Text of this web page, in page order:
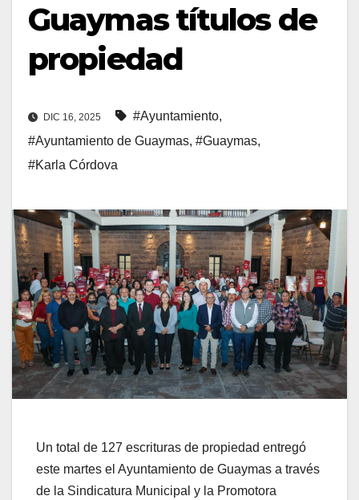
Guaymas títulos de
propiedad
DIC 16, 2025 #Ayuntamiento,
#Ayuntamiento de Guaymas, #Guaymas,
#Karla Córdova
Un total de 127 escrituras de propiedad entregó
este martes el Ayuntamiento de Guaymas a través
de la Sindicatura Municipal y la Promotora